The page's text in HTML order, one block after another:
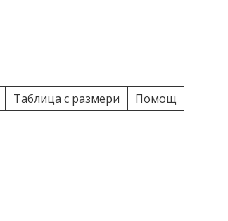
Таблица с размери Помощ